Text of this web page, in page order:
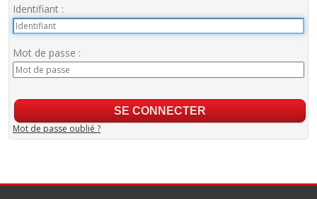
Identifiant :
Mot de passe :
Mot de passe oublié ?